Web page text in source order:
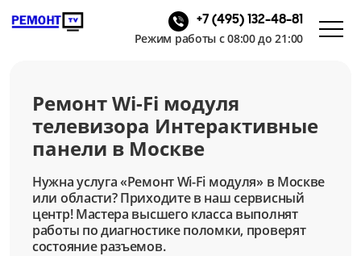
+7 (495) 132-48-81
Режим работы с 08:00 до 21:00
Ремонт Wi-Fi модуля
телевизора Интерактивные
панели в Москве
Нужна услуга «Ремонт Wi-Fi модуля» в Москве
или области? Приходите в наш сервисный
центр! Мастера высшего класса выполнят
работы по диагностике поломки, проверят
состояние разъемов.